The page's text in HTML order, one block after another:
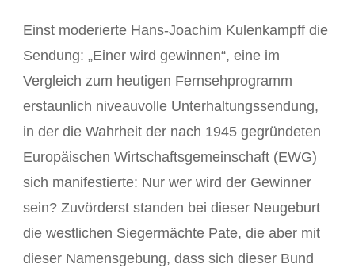
Einst moderierte Hans-Joachim Kulenkampff die
Sendung: „Einer wird gewinnen“, eine im
Vergleich zum heutigen Fernsehprogramm
erstaunlich niveauvolle Unterhaltungssendung,
in der die Wahrheit der nach 1945 gegründeten
Europäischen Wirtschaftsgemeinschaft (EWG)
sich manifestierte: Nur wer wird der Gewinner
sein? Zuvörderst standen bei dieser Neugeburt
die westlichen Siegermächte Pate, die aber mit
dieser Namensgebung, dass sich dieser Bund